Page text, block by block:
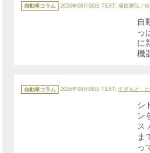
テ
ゴ
自動車コラム 2026年08月06日 TEXT: 塚田勝弘／
自
っ
に
機
テ
ゴ
自動車コラム 2026年08月06日 TEXT: すぎもと た
シ
ン
ス
ま
っ